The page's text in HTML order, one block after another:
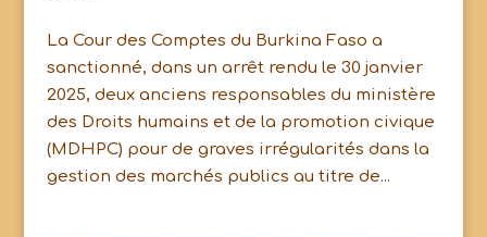
La Cour des Comptes du Burkina Faso a
sanctionné, dans un arrêt rendu le 30 janvier
2025, deux anciens responsables du ministère
des Droits humains et de la promotion civique
(MDHPC) pour de graves irrégularités dans la
gestion des marchés publics au titre de...